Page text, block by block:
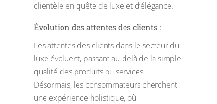
clientèle en quête de luxe et d’élégance.
Évolution des attentes des clients :
Les attentes des clients dans le secteur du
luxe évoluent, passant au-delà de la simple
qualité des produits ou services.
Désormais, les consommateurs cherchent
une expérience holistique, où